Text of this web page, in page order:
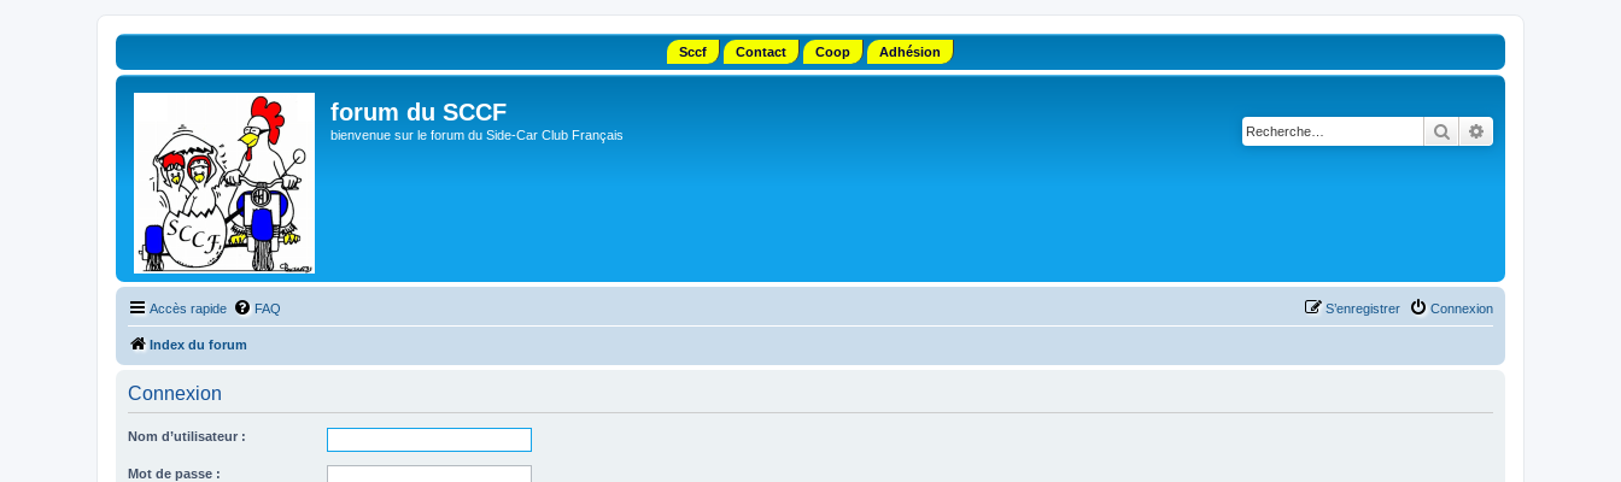
Sccf Contact Coop Adhésion
forum du SCCF
bienvenue sur le forum du Side-Car Club Français Rechercher
Accès rapide FAQ Connexion
S’enregistrer
Index du forum
Connexion
Nom d’utilisateur :
Mot de passe :